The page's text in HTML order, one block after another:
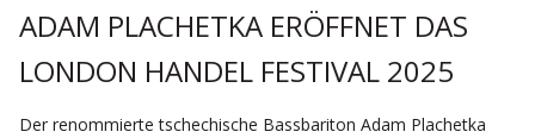
ADAM PLACHETKA ERÖFFNET DAS
LONDON HANDEL FESTIVAL 2025
Der renommierte tschechische Bassbariton Adam Plachetka